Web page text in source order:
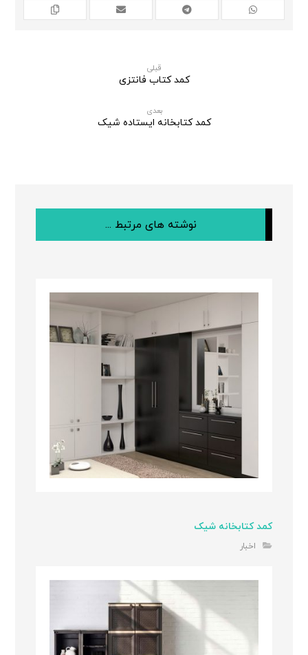
قبلی
کمد کتاب فانتزی
بعدی
کمد کتابخانه ایستاده شیک
نوشته های مرتبط ...
کمد کتابخانه شیک
اخبار